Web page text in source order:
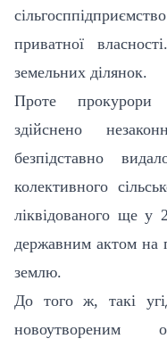
приватної
земельних ділянок.
Проте
здійснено
безпідставно
колективного
ліквідованого ще у
державним актом на
землю.
До того ж, такі
новоутвореним